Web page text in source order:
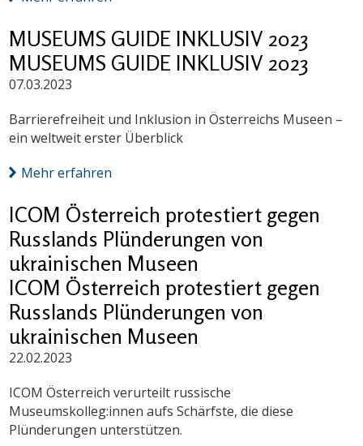
MUSEUMS GUIDE INKLUSIV 2023
MUSEUMS GUIDE INKLUSIV 2023
07.03.2023
Barrierefreiheit und Inklusion in Österreichs Museen –
ein weltweit erster Überblick
Mehr erfahren
ICOM Österreich protestiert gegen
Russlands Plünderungen von
ukrainischen Museen
ICOM Österreich protestiert gegen
Russlands Plünderungen von
ukrainischen Museen
22.02.2023
ICOM Österreich verurteilt russische
Museumskolleg:innen aufs Schärfste, die diese
Plünderungen unterstützen.